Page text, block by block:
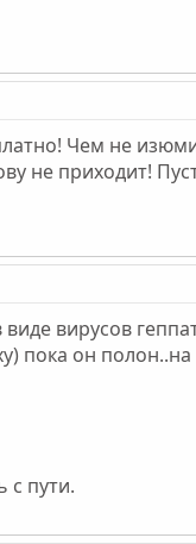
Чем не
не приходит!
вирусов
пока он
с пути.